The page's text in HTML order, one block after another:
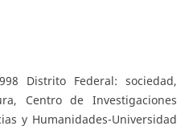
Distrito Federal: sociedad,
Centro de Investigaciones
y Humanidades-Universidad